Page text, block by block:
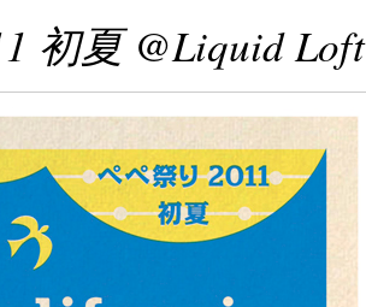
初夏 @Liquid Loft